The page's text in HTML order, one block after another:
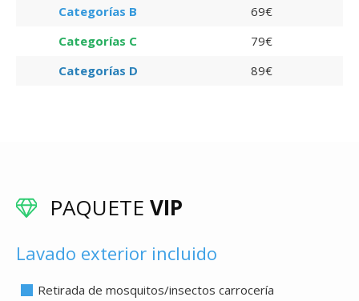
Categorías B
69€
Categorías C
79€
Categorías D
89€
PAQUETE VIP
Lavado exterior incluido
Retirada de mosquitos/insectos carrocería